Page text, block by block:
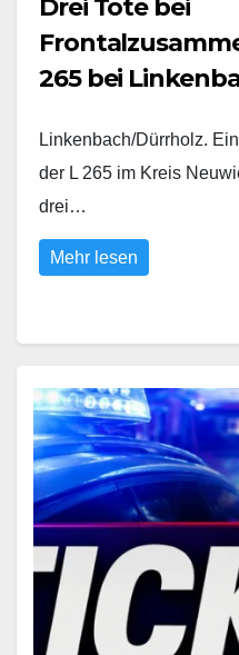
Drei Tote bei
265 bei
Linkenbach/Dürrholz.
der L 265 im Kreis
drei…
Mehr lesen